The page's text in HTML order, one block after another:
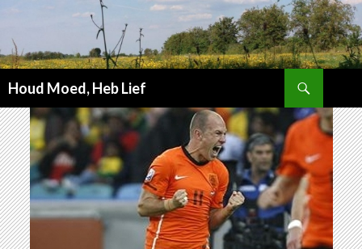
Houd Moed, Heb Lief
NAAR
INHOUD